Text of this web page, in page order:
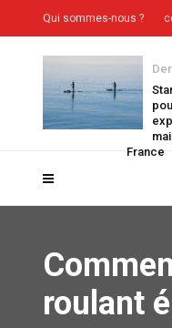
France
Qui sommes-nous ?
roulant